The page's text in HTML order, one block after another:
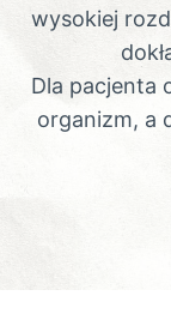
wysokiej
Dla pacjenta
organizm, a